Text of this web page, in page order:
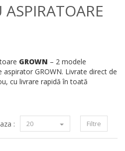
GROWN – 2 modele
GROWN. Livrate direct de
cu livrare rapidă în toată
Filtre
: 20